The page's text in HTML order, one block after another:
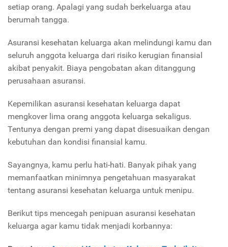
setiap orang. Apalagi yang sudah berkeluarga atau
berumah tangga.
Asuransi kesehatan keluarga akan melindungi kamu dan
seluruh anggota keluarga dari risiko kerugian finansial
akibat penyakit. Biaya pengobatan akan ditanggung
perusahaan asuransi.
Kepemilikan asuransi kesehatan keluarga dapat
mengkover lima orang anggota keluarga sekaligus.
Tentunya dengan premi yang dapat disesuaikan dengan
kebutuhan dan kondisi finansial kamu.
Sayangnya, kamu perlu hati-hati. Banyak pihak yang
memanfaatkan minimnya pengetahuan masyarakat
tentang asuransi kesehatan keluarga untuk menipu.
Berikut tips mencegah penipuan asuransi kesehatan
keluarga agar kamu tidak menjadi korbannya: